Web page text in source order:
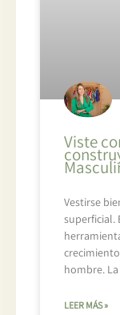
Viste
Vestirse
superficial.
hombre.
LEER MÁS »